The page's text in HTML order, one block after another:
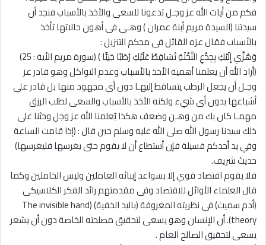
فكم من أيات الله عز وجـل تدعونا للسعى والأخذ بالأسباب فنجد أن
سيدتنا (السيدة مريم أبنة عمران ) وهـى فى أهون حالاتها تأخذ
بالأسباب فقال عزه القائل فى محكم التنزيل :
وَهُزِّي إِلَيْكِ بِجِذْعِ النَّخْلَةِ تُسَاقِطْ عَلَيْكِ رُطَبًا جَنِيًّا ) (سورة مريم الأية : 25)
(أراد الله أن يعلمنا أهمية الأخذ بالأسباب وعدم التواكل وهو قادر عز
وجـل أن يجعل الرطب يتساقط إليهـا دون أى مجهود منها بل قادر على
أشباعها بدون أى شيء ولكنه الأخذ بالأسباب والسعى لطلب الرزق
مهمـا كان بك من وهـن وضعف هكذا يٌعلمنا الله عز وجل وحثنا على
ذلك سيدنا رسول الله صلى الله عليه وسلم حين قال : (إذا قامت الساعة
وفي يد أحدكم فسيلة فإن أستطاع أن لا يقوم حتى يغرسها فليغرسها)
حديث شريف.
فلا يقوم اقتصاد قوي إلا بسواعد إبنائه العاملين وليس الخاملين وكما
قال العلماء الأوائل للاقتصاد وفى مقدمتهم رائد الفكر الكلاسيكى
(أدم سميث) فى نظريته المعروفة (باليد الخفية) (The invisible hand
theory). أن الإنسان وهو يسعى لتحقيق مصلحته الخاصة دون أن يشعر
يسعى لتحقيق الصالح العام .